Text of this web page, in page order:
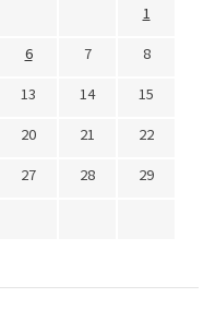
1
6 7
8
13 14
15
20 21
22
27 28
29